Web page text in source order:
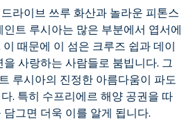
라이브 쓰루 화산과 놀라운 피톤스
트 루시아는 많은 부분에서 엽서에
때문에 이 섬은 크루즈 쉽과 데이
사랑하는 사람들로 붐빕니다. 그
루시아의 진정한 아름다움이 파도
. 특히 수프리에르 해양 공권을 따
그면 더욱 이를 알게 됩니다.